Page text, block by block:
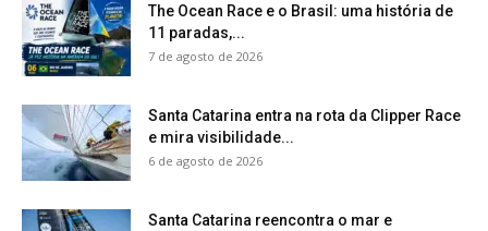
The Ocean Race e o Brasil: uma história de
11 paradas,...
7 de agosto de 2026
Santa Catarina entra na rota da Clipper Race
e mira visibilidade...
6 de agosto de 2026
Santa Catarina reencontra o mar e